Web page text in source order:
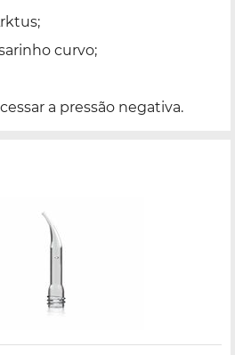
curvo;
a pressão negativa.